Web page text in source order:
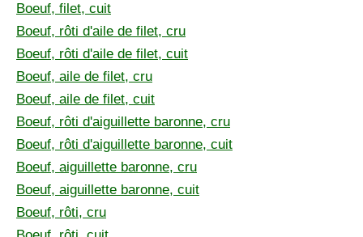
Boeuf, filet, cuit
Boeuf, rôti d'aile de filet, cru
Boeuf, rôti d'aile de filet, cuit
Boeuf, aile de filet, cru
Boeuf, aile de filet, cuit
Boeuf, rôti d'aiguillette baronne, cru
Boeuf, rôti d'aiguillette baronne, cuit
Boeuf, aiguillette baronne, cru
Boeuf, aiguillette baronne, cuit
Boeuf, rôti, cru